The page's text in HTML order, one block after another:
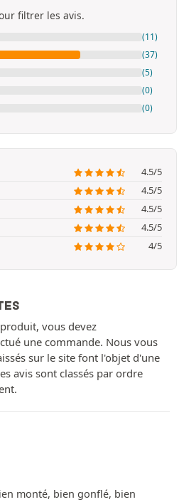
filtrer les avis.
(11)
(37)
(5)
(0)
(0)
4.5/5
4.5/5
4.5/5
4.5/5
4/5
vous devez
une commande. Nous vous
sur le site font l'objet d'une
avis sont classés par ordre
monté, bien gonflé, bien